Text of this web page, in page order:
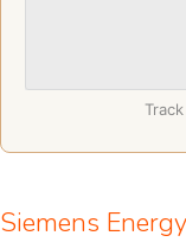
Siemens